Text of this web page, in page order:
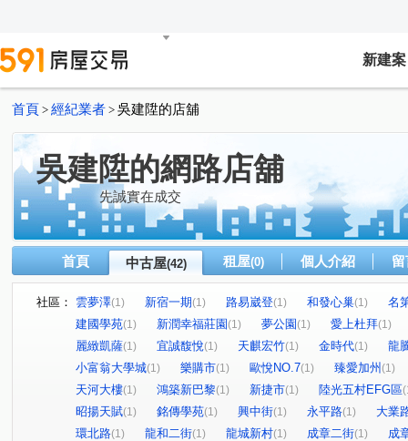
新建案
首頁 > 經紀業者 > 吳建陞的店舖
吳建陞的網路店舖
先誠實在成交
首頁 中古屋(42) 租屋(0) 個人介紹
社區： 雲夢澤(1) 新宿一期(1) 路易崴登(1) 和發心巢(1)
名
建國學苑(1) 新潤幸福莊園(1) 夢公園(1) 愛上杜拜(1)
麗緻凱薩(1) 宜誠馥悅(1) 天麒宏竹(1) 金時代(1)
龍
小富翁大學城(1) 樂購市(1) 歐悅NO.7(1) 臻愛加州 (1)
天河大樓(1) 鴻築新巴黎(1) 新捷市(1) 陸光五村EFG區
昭揚天賦(1) 銘傳學苑(1) 興中街(1) 永平路(1)
大業
環北路(1) 龍和二街(1) 龍城新村(1) 成章二街(1)
成